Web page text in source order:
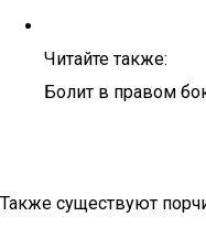
Читайте также:
Болит в правом
Также существуют